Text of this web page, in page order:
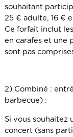
souhaitant
25 € adulte, 16 €
Ce forfait inclut
en carafes et une
sont pas
2) Combiné :
barbecue) :
Si vous souhaitez
concert (sans